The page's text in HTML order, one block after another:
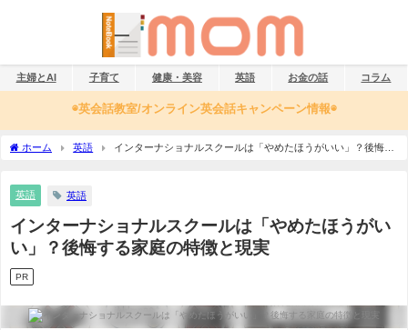
主婦とAI 子育て 健康・美容 英語 お金の話 コラム
◉英会話教室/オンライン英会話キャンペーン情報◉
ホーム 英語
インターナショナルスクールは「やめたほうがいい」？後悔す
英語 英語
インターナショナルスクールは「やめたほうがい
い」？後悔する家庭の特徴と現実
PR